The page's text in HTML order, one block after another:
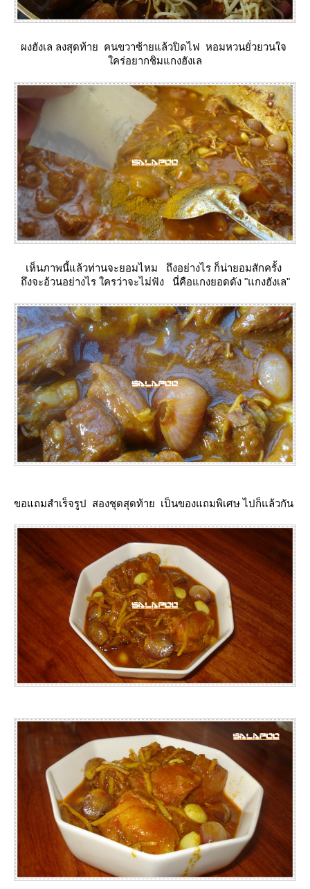
ผงฮังเล ลงสุดท้าย คนขวาซ้ายแล้วปิดไฟ หอมหวนยั่วยวนใจ
คร่อยากชิมแกงฮังเล
เห็นภาพนี้แล้วท่านจะยอมไหม ถึงอย่างไร ก็น่ายอมสักครั้ง
ถึงจะอ้วนอย่างไร ใครว่าจะไม่ฟัง นี่คือแกงยอดดัง "แกงฮังเล"
ขอแถมสำเร็จรูป สองชุดสุดท้าย เป็นของแถมพิเศษ ไปก็แล้วกัน